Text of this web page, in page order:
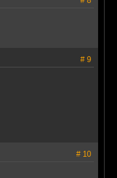
# 9
# 10